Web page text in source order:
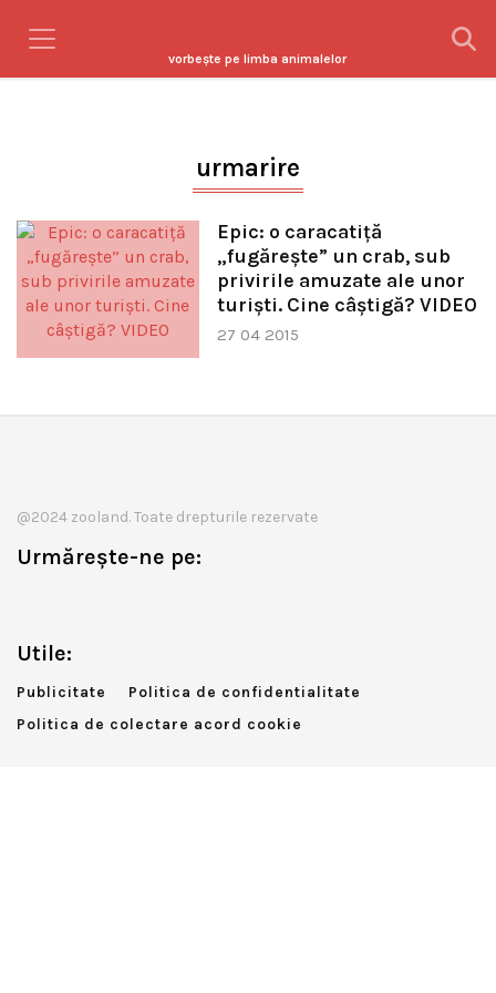
vorbeşte pe limba animalelor
urmarire
Epic: o caracatiță
„fugărește” un crab, sub
privirile amuzate ale unor
turiști. Cine câștigă? VIDEO
27 04 2015
@2024 zooland. Toate drepturile rezervate
Urmărește-ne pe:
Utile:
Publicitate
Politica de confidentialitate
Politica de colectare acord cookie